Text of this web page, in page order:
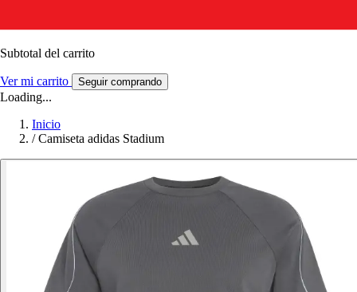
Subtotal del carrito
Ver mi carrito Seguir comprando
Loading...
Inicio
/ Camiseta adidas Stadium